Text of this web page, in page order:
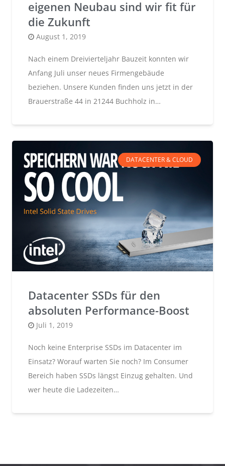
eigenen Neubau sind wir fit für
die Zukunft
Posted
August 1, 2019
Nach einem Dreivierteljahr Bauzeit konnten wir
Anfang Juli unser neues Firmengebäude
beziehen. Unsere Kunden finden uns jetzt in der
Brauerstraße 44 in 21244 Buchholz in…
DATACENTER & CLOUD
Datacenter SSDs für den
absoluten Performance-Boost
Posted
Juli 1, 2019
Noch keine Enterprise SSDs im Datacenter im
Einsatz? Worauf warten Sie noch? Im Consumer
Bereich haben SSDs längst Einzug gehalten. Und
wer heute die Ladezeiten…